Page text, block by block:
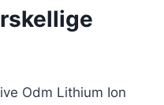
Odm Lithium Ion